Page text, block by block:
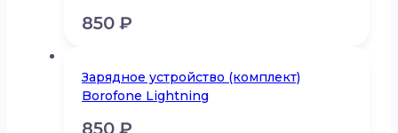
850 ₽
Зарядное устройство (комплект)
Borofone Lightning